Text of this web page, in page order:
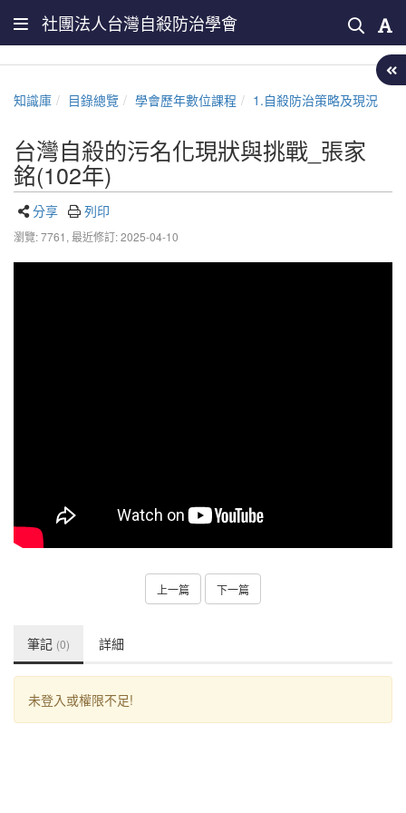
社團法人台灣自殺防治學會
知識庫 目錄總覽 學會歷年數位課程 1.自殺防治策略及現況
台灣自殺的污名化現狀與挑戰_張家
銘(102年)
分享 列印
瀏覽: 7761, 最近修訂: 2025-04-10
上一篇 下一篇
筆記 (0) 詳細
未登入或權限不足!